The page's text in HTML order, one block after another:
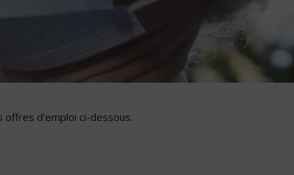
offres d'emploi ci-dessous.